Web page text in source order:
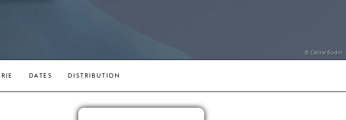
© Céline Bodin
DATES DISTRIBUTION